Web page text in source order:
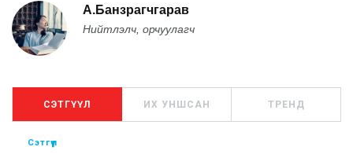
А.Банзрагчгарав
Нийтлэлч, орчуулагч
СЭТГҮҮЛ ИХ УНШСАН ТРЕНД
Сэтгүүл